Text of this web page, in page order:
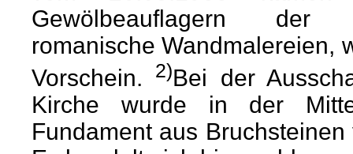
Gewölbeauflagern der
romanische Wandmalereien,
Vorschein.
2)Bei der
Kirche wurde in der
Fundament aus